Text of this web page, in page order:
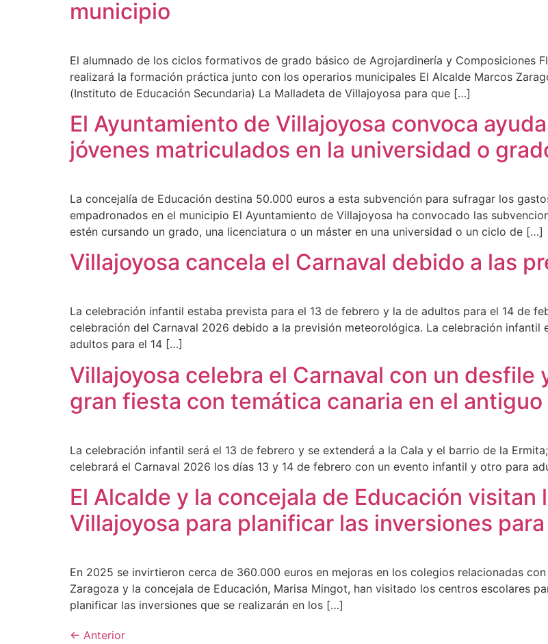
municipio
El alumnado de los ciclos formativos de grado básico de Agrojardinería y Composiciones
realizará la formación práctica junto con los operarios municipales El Alcalde Marcos
(Instituto de Educación Secundaria) La Malladeta de Villajoyosa para que […]
El Ayuntamiento de Villajoyosa convoca
jóvenes matriculados en la universidad o
La concejalía de Educación destina 50.000 euros a esta subvención para sufragar los
empadronados en el municipio El Ayuntamiento de Villajoyosa ha convocado las
estén cursando un grado, una licenciatura o un máster en una universidad o un ciclo de […]
Villajoyosa cancela el Carnaval debido a las
La celebración infantil estaba prevista para el 13 de febrero y la de adultos para el 14 de
celebración del Carnaval 2026 debido a la previsión meteorológica. La celebración
adultos para el 14 […]
Villajoyosa celebra el Carnaval con un
gran fiesta con temática canaria en el
La celebración infantil será el 13 de febrero y se extenderá a la Cala y el barrio de la
celebrará el Carnaval 2026 los días 13 y 14 de febrero con un evento infantil y otro para
El Alcalde y la concejala de Educación
Villajoyosa para planificar las inversiones
En 2025 se invirtieron cerca de 360.000 euros en mejoras en los colegios relacionadas
Zaragoza y la concejala de Educación, Marisa Mingot, han visitado los centros escolares
planificar las inversiones que se realizarán en los […]
← Anterior